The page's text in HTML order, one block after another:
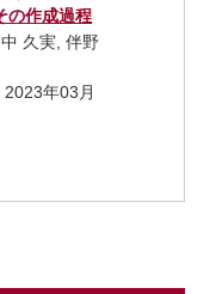
の作成過程
久実, 伴野
年03月